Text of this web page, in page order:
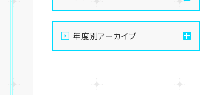
【大宮】俺たちの夏は終わ
らない！8月後半のおすすめ
体験授業
年度別アーカイブ